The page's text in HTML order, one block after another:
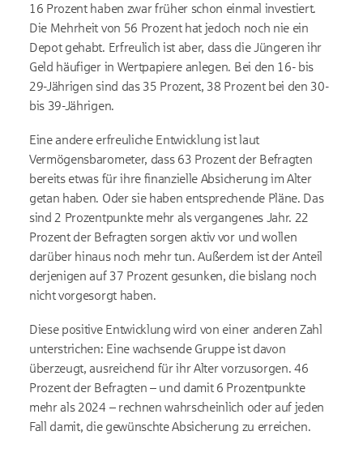
16 Prozent haben zwar früher schon einmal investiert.
Die Mehrheit von 56 Prozent hat jedoch noch nie ein
Depot gehabt. Erfreulich ist aber, dass die Jüngeren ihr
Geld häufiger in Wertpapiere anlegen. Bei den 16- bis
29-Jährigen sind das 35 Prozent, 38 Prozent bei den 30-
bis 39-Jährigen.
Eine andere erfreuliche Entwicklung ist laut
Vermögensbarometer, dass 63 Prozent der Befragten
bereits etwas für ihre finanzielle Absicherung im Alter
getan haben. Oder sie haben entsprechende Pläne. Das
sind 2 Prozentpunkte mehr als vergangenes Jahr. 22
Prozent der Befragten sorgen aktiv vor und wollen
darüber hinaus noch mehr tun. Außerdem ist der Anteil
derjenigen auf 37 Prozent gesunken, die bislang noch
nicht vorgesorgt haben.
Diese positive Entwicklung wird von einer anderen Zahl
unterstrichen: Eine wachsende Gruppe ist davon
überzeugt, ausreichend für ihr Alter vorzusorgen. 46
Prozent der Befragten – und damit 6 Prozentpunkte
mehr als 2024 – rechnen wahrscheinlich oder auf jeden
Fall damit, die gewünschte Absicherung zu erreichen.